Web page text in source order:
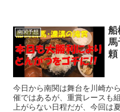
南関予想
船
馬
頼
今日から南関は舞台を川崎か
催ではあるが、重賞レースも
上がらない日程だが、今回は